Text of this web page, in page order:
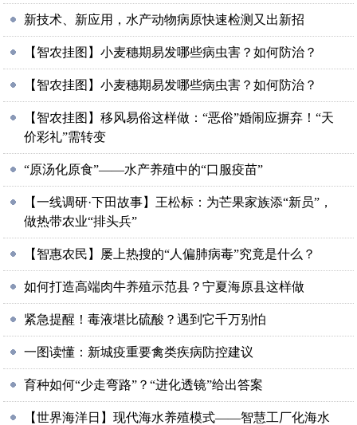
新技术、新应用，水产动物病原快速检测又出新招
【智农挂图】小麦穗期易发哪些病虫害？如何防治？
【智农挂图】小麦穗期易发哪些病虫害？如何防治？
【智农挂图】移风易俗这样做：“恶俗”婚闹应摒弃！“天
价彩礼”需转变
“原汤化原食”——水产养殖中的“口服疫苗”
【一线调研·下田故事】王松标：为芒果家族添“新员”，
做热带农业“排头兵”
【智惠农民】屡上热搜的“人偏肺病毒”究竟是什么？
如何打造高端肉牛养殖示范县？宁夏海原县这样做
紧急提醒！毒液堪比硫酸？遇到它千万别怕
一图读懂：新城疫重要禽类疾病防控建议
育种如何“少走弯路”？“进化透镜”给出答案
【世界海洋日】现代海水养殖模式——智慧工厂化海水